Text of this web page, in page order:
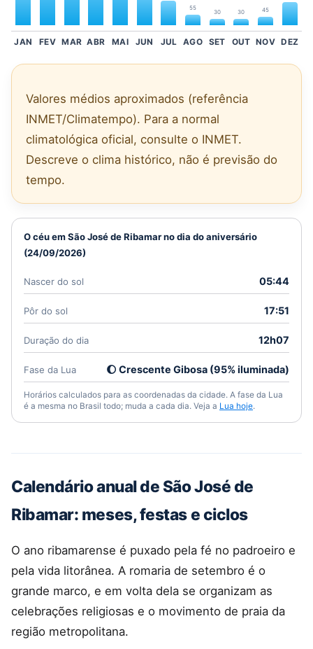
55
30 30 45
JAN FEV MAR ABR MAI JUN JUL AGO SET OUT NOV DEZ
Valores médios aproximados (referência
INMET/Climatempo). Para a normal
climatológica oficial, consulte o INMET.
Descreve o clima histórico, não é previsão do
tempo.
O céu em São José de Ribamar no dia do aniversário
(24/09/2026)
Nascer do sol 05:44
Pôr do sol 17:51
Duração do dia 12h07
Fase da Lua 🌔 Crescente Gibosa (95% iluminada)
Horários calculados para as coordenadas da cidade. A fase da Lua
é a mesma no Brasil todo; muda a cada dia. Veja a Lua hoje.
Calendário anual de São José de
Ribamar: meses, festas e ciclos
O ano ribamarense é puxado pela fé no padroeiro e
pela vida litorânea. A romaria de setembro é o
grande marco, e em volta dela se organizam as
celebrações religiosas e o movimento de praia da
região metropolitana.